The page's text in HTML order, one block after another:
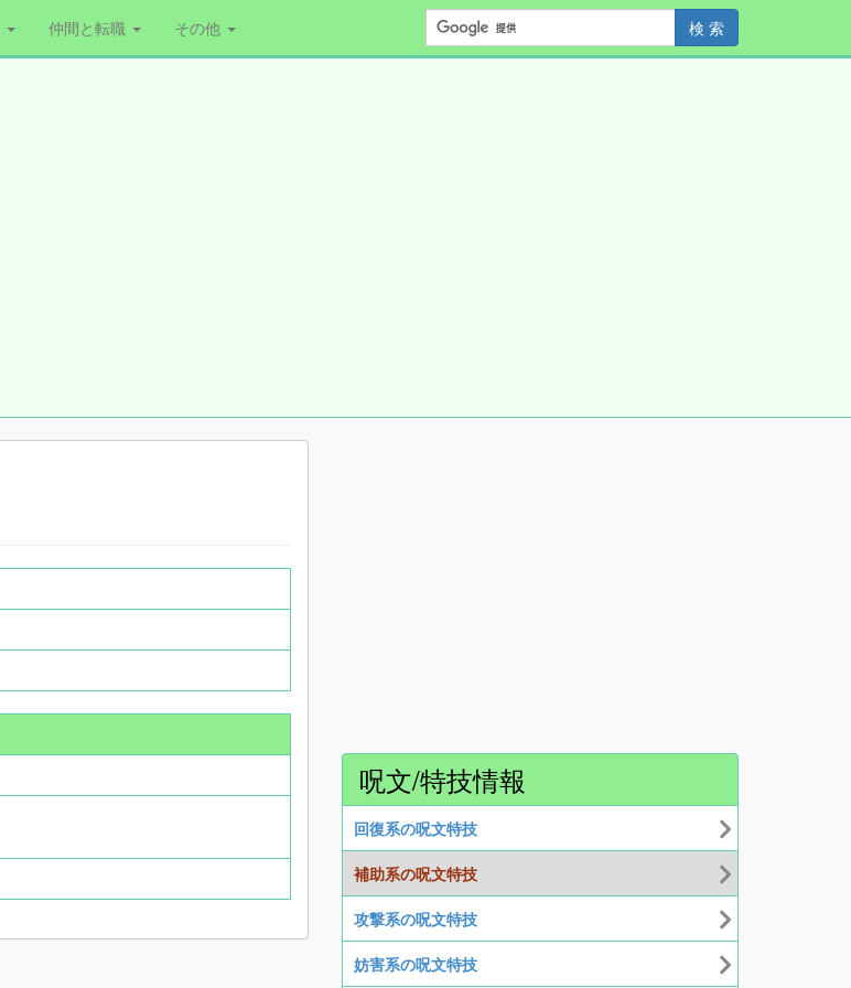
仲間と転職 その他
呪文/特技情報
回復系の呪文特技
補助系の呪文特技
攻撃系の呪文特技
妨害系の呪文特技